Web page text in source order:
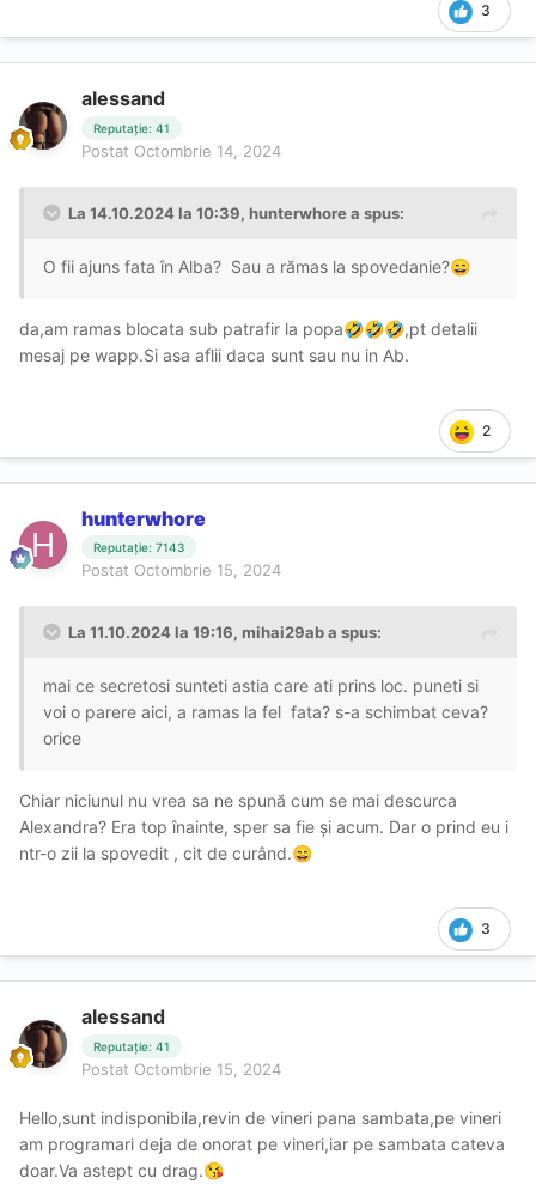
3
alessand
Reputație: 41
Postat Octombrie 14, 2024
La 14.10.2024 la 10:39, hunterwhorea spus:
O fii ajuns fata în Alba? Sau a rămas la spovedanie?😄
da,am ramas blocata sub patrafir la popa🤣🤣🤣,pt detalii
mesaj pe wapp.Si asa aflii daca sunt sau nu in Ab.
2
hunterwhore
Reputație: 7143
Postat Octombrie 15, 2024
La 11.10.2024 la 19:16, mihai29aba spus:
mai ce secretosi sunteti astia care ati prins loc. puneti si
voi o parere aici, a ramas la fel fata? s-a schimbat ceva?
orice
Chiar niciunul nu vrea sa ne spună cum se mai descurca
Alexandra? Era top înainte, sper sa fie și acum. Dar o prind eu i
ntr-o zii la spovedit , cit de curând.😄
3
alessand
Reputație: 41
Postat Octombrie 15, 2024
Hello,sunt indisponibila,revin de vineri pana sambata,pe vineri
am programari deja de onorat pe vineri,iar pe sambata cateva
doar.Va astept cu drag.😘